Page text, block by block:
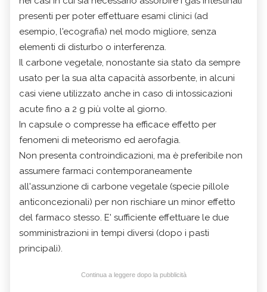
presenti per poter effettuare esami clinici (ad
esempio, l'ecografia) nel modo migliore, senza
elementi di disturbo o interferenza.
Il carbone vegetale, nonostante sia stato da sempre
usato per la sua alta capacità assorbente, in alcuni
casi viene utilizzato anche in caso di intossicazioni
acute fino a 2 g più volte al giorno.
In capsule o compresse ha efficace effetto per
fenomeni di meteorismo ed aerofagia.
Non presenta controindicazioni, ma è preferibile non
assumere farmaci contemporaneamente
all'assunzione di carbone vegetale (specie pillole
anticoncezionali) per non rischiare un minor effetto
del farmaco stesso. E' sufficiente effettuare le due
somministrazioni in tempi diversi (dopo i pasti
principali).
Continua a leggere dopo la pubblicità